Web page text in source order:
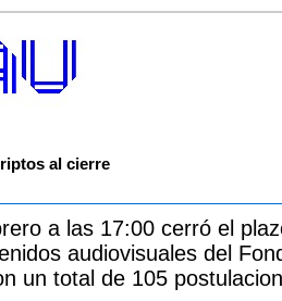
al cierre
a las 17:00 cerró el
audiovisuales del
un total de 105